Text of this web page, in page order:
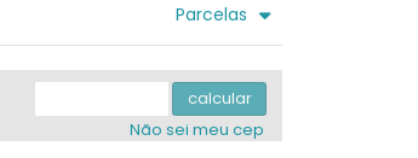
Parcelas
......
calcular
Não sei meu cep